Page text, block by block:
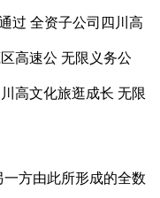
全资子公司四川高
高速公 无限义务公
高文化旅逛成长 无限
方由此所形成的全数